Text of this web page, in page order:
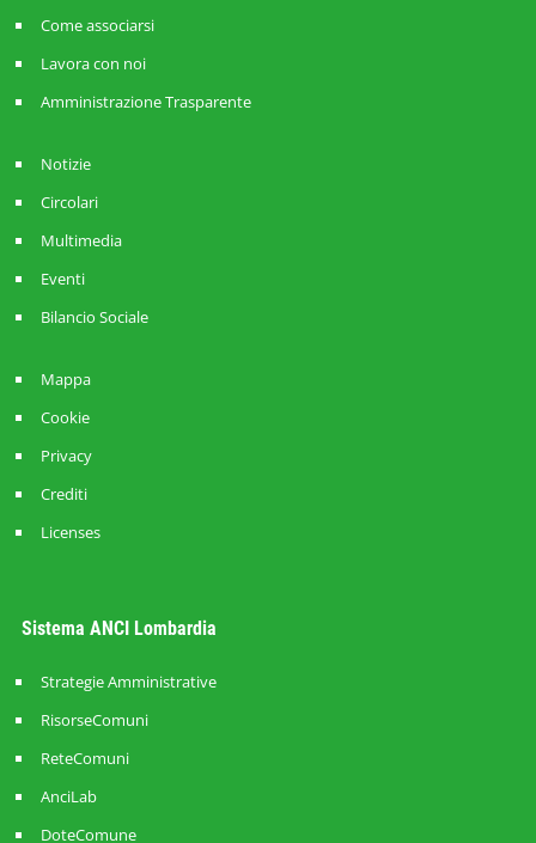
Come associarsi
Lavora con noi
Amministrazione Trasparente
Notizie
Circolari
Multimedia
Eventi
Bilancio Sociale
Mappa
Cookie
Privacy
Crediti
Licenses
Sistema ANCI Lombardia
Strategie Amministrative
RisorseComuni
ReteComuni
AnciLab
DoteComune